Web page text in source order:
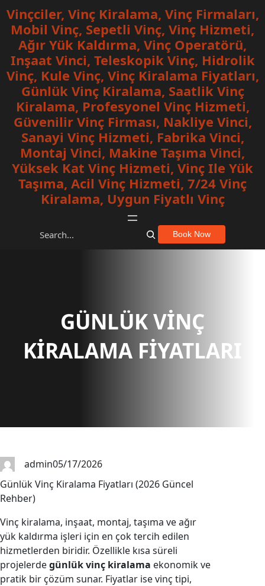
İçeriğe
geçVinçciler, Vinç Kiralama, Vinç Firmaları,
Mobil Vinç, Sepetli Vinç, Vinç Hizmeti,
Ağır Yük Kaldırma, Vinç Operatörü,
Inşaat Vinci, Teleskopik Vinç, Hidrolik
Vinç, Kule Vinç, Vinç Kiralama Fiyatları,
Günlük Vinç Kiralama, Saatlik Vinç
Kiralama, Profesyonel Vinç Hizmeti,
Güvenilir Vinç Firması, Nakliye Vinci,
Sanayi Vinç Hizmeti, Fabrika Vinci,
Montaj Vinci, Makine Taşıma Vinci,
Yüksek Kat Vinç Hizmeti, Vinç Ile Yük
Taşıma, Acil Vinç Hizmeti, 7/24 Vinç
Kiralama, Uygun Fiyatlı Vinç
S
Book Now
GÜNLÜK VINÇ
KIRALAMA FIYATLARI
admin05/17/2026
Günlük Vinç Kiralama Fiyatları (2026 Güncel
Rehber)
Vinç kiralama, inşaat, montaj, taşıma ve ağır
yük kaldırma işleri için en çok tercih edilen
hizmetlerden biridir. Özellikle kısa süreli
projelerdegünlük vinç kiralama ekonomik ve
pratik bir çözüm sunar. Fiyatlar ise vinç tipi,